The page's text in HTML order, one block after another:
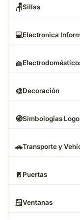
🪑Sillas
💻Electronica
🧺
🎨Decoración
🧭Simbologias
🚗Transporte y
🚪 Puertas
🪟Ventanas